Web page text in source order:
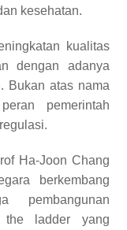
kesehatan.
kualitas
dengan adanya
Bukan atas nama
pemerintah
Ha-Joon Chang
berkembang
pembangunan
the ladder yang